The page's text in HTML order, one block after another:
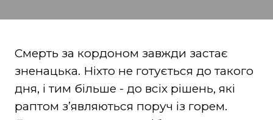
Смерть за кордоном завжди застає
зненацька. Ніхто не готується до такого
дня, і тим більше - до всіх рішень, які
раптом зʼявляються поруч із горем.